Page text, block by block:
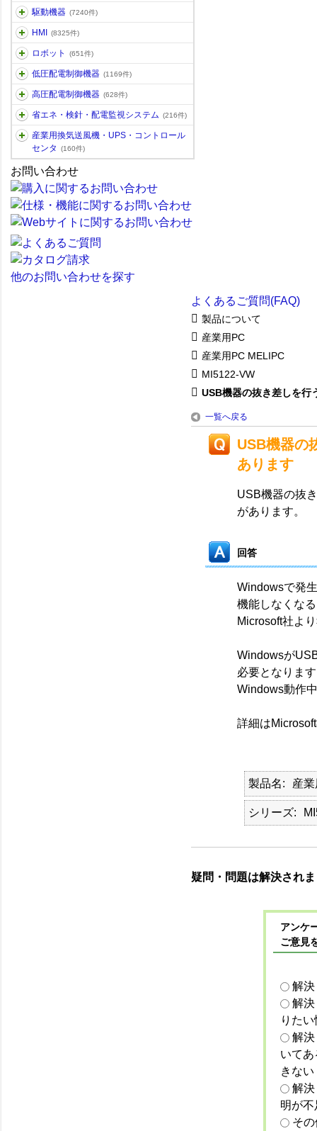
駆動機器 (7240件)
HMI (8325件)
ロボット (651件)
低圧配電制御機器 (1169件)
高圧配電制御機器 (628件)
省エネ・検針・配電監視システム (216件)
産業用換気送風機・UPS・コントロール
センタ
(160件)
お問い合わせ
他のお問い合わせを探す
よくあるご質問(FAQ)
製品について
産業用PC
産業用PC MELIPC
MI5122-VW
USB機器の抜き差しを行
一覧へ戻る
USB機器の
あります
USB機器の抜
があります。
回答
Windowsで発
機能しなくな
Microsoft社よ
Windowsが
必要となりま
Windows動作
詳細は
製品名 産
シリーズ
疑問・問題は解決され
アンケ
ご意見
解
解
りた
解
いて
きない
解
明が
そ